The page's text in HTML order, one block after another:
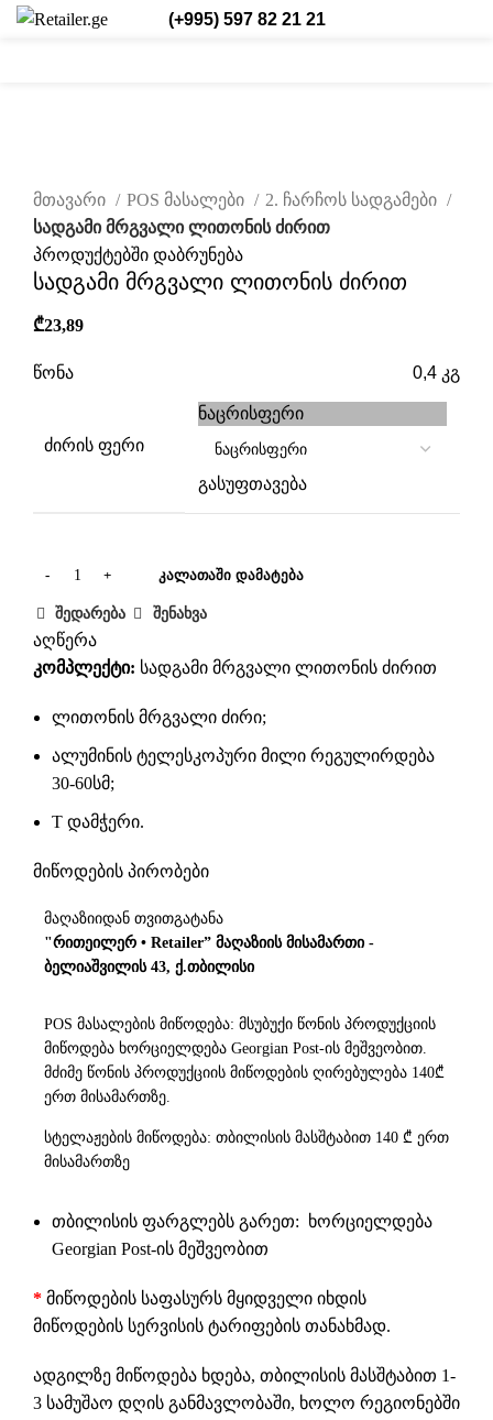
(+995) 597 82 21 21
მთავარი
POS მასალები
2. ჩარჩოს სადგამები
სადგამი მრგვალი ლითონის ძირით
პროდუქტებში დაბრუნება
სადგამი მრგვალი ლითონის ძირით
₾23,89
წონა 0,4 კგ
ძირის ფერი
ნაცრისფერი
გასუფთავება
ᲙᲐᲚᲐᲗᲐᲨᲘ ᲓᲐᲛᲐᲢᲔᲑᲐ
შედარება შენახვა
აღწერა
კომპლექტი: სადგამი მრგვალი ლითონის ძირით
ლითონის მრგვალი ძირი;
ალუმინის ტელესკოპური მილი რეგულირდება
30-60სმ;
T დამჭერი.
მიწოდების პირობები
მაღაზიიდან თვითგატანა
"რითეილერ • Retailer” მაღაზიის მისამართი -
ბელიაშვილის 43, ქ.თბილისი
POS მასალების მიწოდება: მსუბუქი წონის პროდუქციის
მიწოდება ხორციელდება Georgian Post-ის მეშვეობით.
მძიმე წონის პროდუქციის მიწოდების ღირებულება 140₾
ერთ მისამართზე.
სტელაჟების მიწოდება: თბილისის მასშტაბით 140 ₾ ერთ
მისამართზე
თბილისის ფარგლებს გარეთ: ხორციელდება
Georgian Post-ის მეშვეობით
* მიწოდების საფასურს მყიდველი იხდის
მიწოდების სერვისის ტარიფების თანახმად.
ადგილზე მიწოდება ხდება, თბილისის მასშტაბით 1-
3 სამუშაო დღის განმავლობაში, ხოლო რეგიონებში